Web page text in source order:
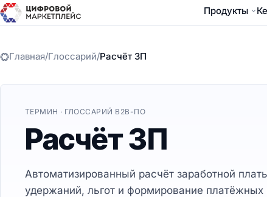
Продукты
Главная/Глоссарий/Расчёт ЗП
ТЕРМИН · ГЛОССАРИЙ B2B-ПО
Расчёт ЗП
Автоматизированный расчёт заработной
удержаний, льгот и формирование платёжных